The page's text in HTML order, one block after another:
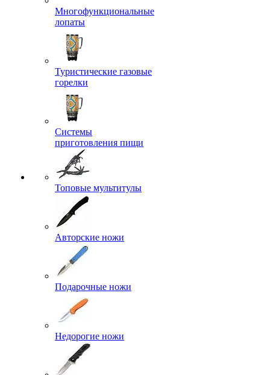
Многофункциональные
лопаты
Туристические газовые
горелки
Системы
приготовления пищи
Топовые мультитулы
Авторские ножи
Подарочные ножи
Недорогие ножи